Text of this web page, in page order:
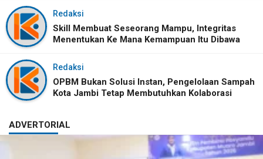
Redaksi
Skill Membuat Seseorang Mampu, Integritas
Menentukan Ke Mana Kemampuan Itu Dibawa
Redaksi
OPBM Bukan Solusi Instan, Pengelolaan Sampah
Kota Jambi Tetap Membutuhkan Kolaborasi
ADVERTORIAL